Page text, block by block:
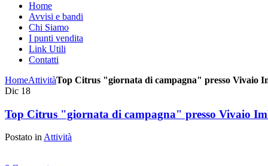
Home
Avvisi e bandi
Chi Siamo
I punti vendita
Link Utili
Contatti
HomeAttivitàTop Citrus "giornata di campagna" presso Vivaio
Dic 18
Top Citrus "giornata di campagna" presso Vivaio
Postato inAttività